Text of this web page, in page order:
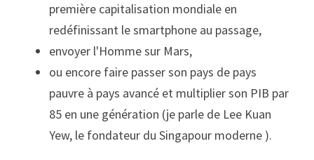
première capitalisation mondiale en
redéfinissant le smartphone au passage,
envoyer l'Homme sur Mars,
ou encore faire passer son pays de pays
pauvre à pays avancé et multiplier son PIB par
85 en une génération (je parle de Lee Kuan
Yew, le fondateur du Singapour moderne ).